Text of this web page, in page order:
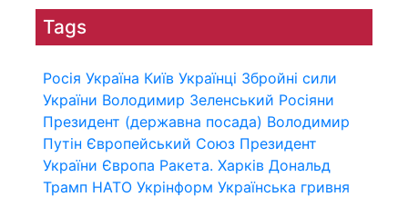
Tags
Росія Україна Київ Українці Збройні сили
України Володимир Зеленський Росіяни
Президент (державна посада) Володимир
Путін Європейський Союз Президент
України Європа Ракета. Харків Дональд
Трамп НАТО Укрінформ Українська гривня